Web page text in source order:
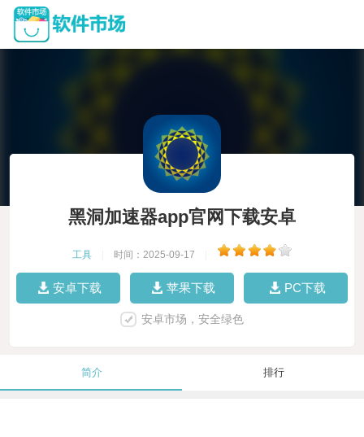
黑洞加速器app官网下载安卓
工具 时间：2025-09-17
安卓下载 苹果下载 PC下载
安卓市场，安全绿色
简介 排行